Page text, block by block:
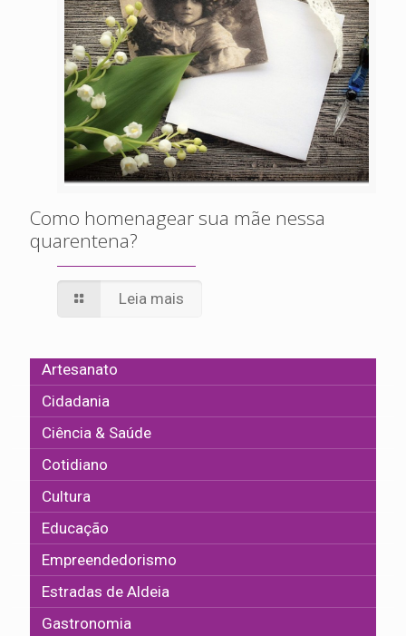
Como homenagear sua mãe nessa
quarentena?
Leia mais
Artesanato
Cidadania
Ciência & Saúde
Cotidiano
Cultura
Educação
Empreendedorismo
Estradas de Aldeia
Gastronomia